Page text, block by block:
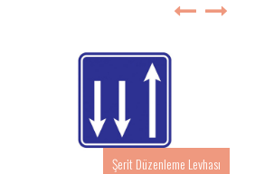
Şerit Düzenleme Levhası